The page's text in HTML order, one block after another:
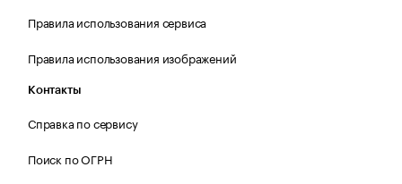
Правила использования сервиса
Правила использования изображений
Контакты
Справка по сервису
Поиск по ОГРН